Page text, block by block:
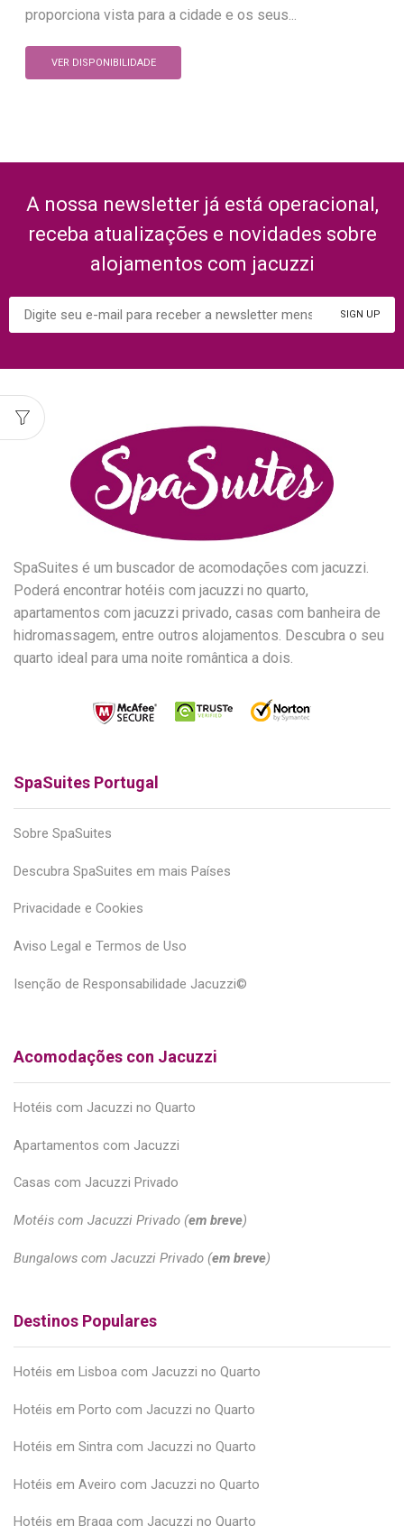
proporciona vista para a cidade e os seus...
VER DISPONIBILIDADE
A nossa newsletter já está operacional,
receba atualizações e novidades sobre
alojamentos com jacuzzi
SpaSuites é um buscador de acomodações com jacuzzi.
Poderá encontrar hotéis com jacuzzi no quarto,
apartamentos com jacuzzi privado, casas com banheira de
hidromassagem, entre outros alojamentos. Descubra o seu
quarto ideal para uma noite romântica a dois.
SpaSuites Portugal
Sobre SpaSuites
Descubra SpaSuites em mais Países
Privacidade e Cookies
Aviso Legal e Termos de Uso
Isenção de Responsabilidade Jacuzzi©
Acomodações con Jacuzzi
Hotéis com Jacuzzi no Quarto
Apartamentos com Jacuzzi
Casas com Jacuzzi Privado
Motéis com Jacuzzi Privado (em breve)
Bungalows com Jacuzzi Privado (em breve)
Destinos Populares
Hotéis em Lisboa com Jacuzzi no Quarto
Hotéis em Porto com Jacuzzi no Quarto
Hotéis em Sintra com Jacuzzi no Quarto
Hotéis em Aveiro com Jacuzzi no Quarto
Hotéis em Braga com Jacuzzi no Quarto